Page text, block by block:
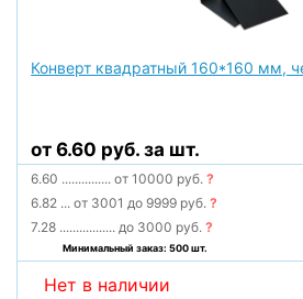
Конверт квадратный 160*160 мм,
от 6.60 руб. за шт.
6.60 ............... от 10000 руб.?
6.82 ... от 3001 до 9999 руб.?
7.28 ................. до 3000 руб.?
Минимальный заказ: 500 шт.
Нет в наличии